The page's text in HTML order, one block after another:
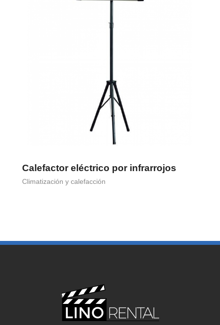
Calefactor eléctrico por infrarrojos
Climatización y calefacción